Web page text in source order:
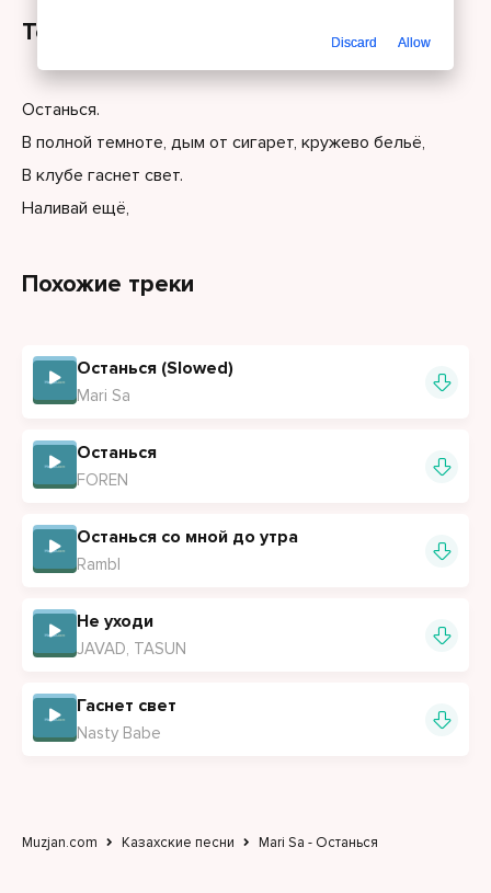
Текст песни
Останься.
В полной темноте, дым от сигарет, кружево бельё,
В клубе гаснет свет.
Наливай ещё,
Похожие треки
Останься (Slowed)
Mari Sa
Останься
FOREN
Останься со мной до утра
Rambl
Не уходи
JAVAD, TASUN
Гаснет свет
Nasty Babe
Muzjan.com Казахские песни Mari Sa - Останься
Discard Allow